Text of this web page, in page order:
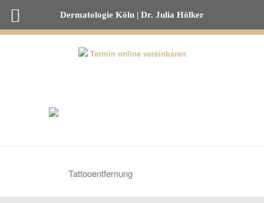
Termin online vereinbaren
Tattooentfernung
Dermatologie Köln | Dr. Julia Hölker